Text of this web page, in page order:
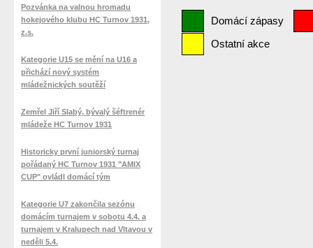
Domácí zápasy
Ostatní akce
Pozvánka na valnou hromadu
hokejového klubu HC Turnov 1931,
z.s.
Kategorie U15 se mění na U16 a
přichází nový systém
mládežnických soutěží
Zemřel Jiří Slabý, bývalý šéftrenér
mládeže HC Turnov 1931
Historicky první juniorský turnaj
pořádaný HC Turnov 1931 "AMIX
CUP" ovládl domácí tým
Kategorie U7 zakončila sezónu
domácím turnajem v sobotu 4.4. a
turnajem v Kralupech nad Vltavou v
neděli 5.4.